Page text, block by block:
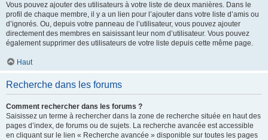
Vous pouvez ajouter des utilisateurs à votre liste de deux manières. Dans le
profil de chaque membre, il y a un lien pour l’ajouter dans votre liste d’amis ou
d’ignorés. Ou, depuis votre panneau de l’utilisateur, vous pouvez ajouter
directement des membres en saisissant leur nom d’utilisateur. Vous pouvez
également supprimer des utilisateurs de votre liste depuis cette même page.
Haut
Recherche dans les forums
Comment rechercher dans les forums ?
Saisissez un terme à rechercher dans la zone de recherche située en haut des
pages d’index, de forums ou de sujets. La recherche avancée est accessible
en cliquant sur le lien « Recherche avancée » disponible sur toutes les pages